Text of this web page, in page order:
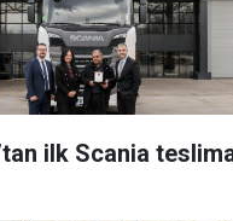
ilk Scania